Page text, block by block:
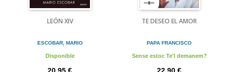
LEÓN XIV
ESCOBAR, MARIO
Disponible
TE DESEO EL AMOR
PAPA FRANCISCO
Sense estoc Te'l demanem?